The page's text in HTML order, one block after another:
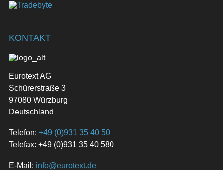
KONTAKT
Eurotext AG
Schürerstraße 3
97080 Würzburg
Deutschland
Telefon: +49 (0)931 35 40 50
Telefax: +49 (0)931 35 40 580
E-Mail: info@eurotext.de